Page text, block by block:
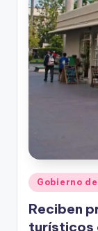
Publicado
en
Gobierno
Reciben
turísticos